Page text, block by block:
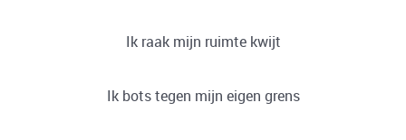
Ik raak mijn ruimte kwijt
Ik bots tegen mijn eigen grens